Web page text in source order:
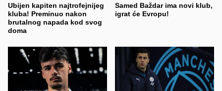
Ubijen kapiten najtrofejnijeg
kluba! Preminuo nakon
brutalnog napada kod svog
doma
Samed Baždar ima novi klub,
igrat će Evropu!